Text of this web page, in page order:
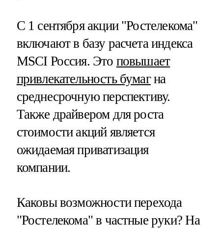
С 1 сентября акции "Ростелекома"
включают в базу расчета индекса
MSCI Россия. Это повышает
привлекательность бумагна
среднесрочную перспективу.
Также драйвером для роста
стоимости акций является
ожидаемая приватизация
компании.
Каковы возможности перехода
"Ростелекома" в частные руки? На